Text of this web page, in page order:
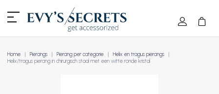
Home Piercings Piercing per categorie
Helix en tragus piercings
Helix/tragus piercing in chirurgisch staal met een witte ronde kristal